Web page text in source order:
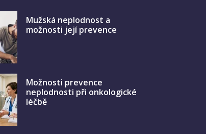
Mužská neplodnost a
možnosti její prevence
Možnosti prevence
neplodnosti při onkologické
léčbě